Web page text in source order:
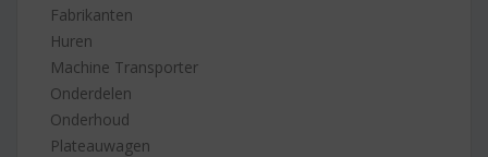
Fabrikanten
Huren
Machine Transporter
Onderdelen
Onderhoud
Plateauwagen